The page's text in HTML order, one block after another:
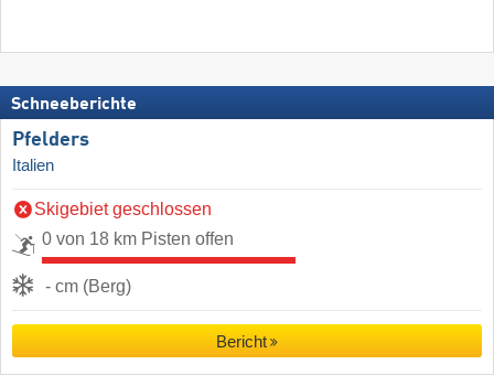
Schneeberichte
Pfelders
Italien
Skigebiet geschlossen
0 von 18 km Pisten offen
- cm (Berg)
Bericht